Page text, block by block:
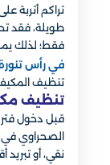
تراكم أتربة
طويلة، فقد
فقط؛ لذلك
في رأس
تنظيف
تنظيف
قبل دخول
الصحراوي في
نقي، أو